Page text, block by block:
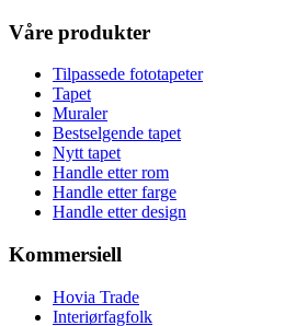
Våre produkter
Tilpassede fototapeter
Tapet
Muraler
Bestselgende tapet
Nytt tapet
Handle etter rom
Handle etter farge
Handle etter design
Kommersiell
Hovia Trade
Interiørfagfolk